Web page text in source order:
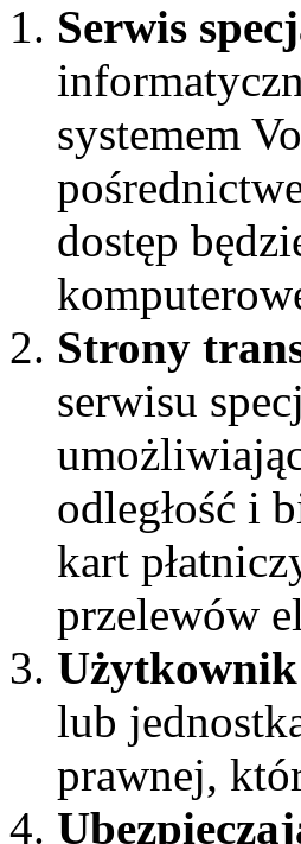
Serwis
systemem
dostęp
Strony
serwisu
odległość i
kart
przelewów
lub
prawnej,